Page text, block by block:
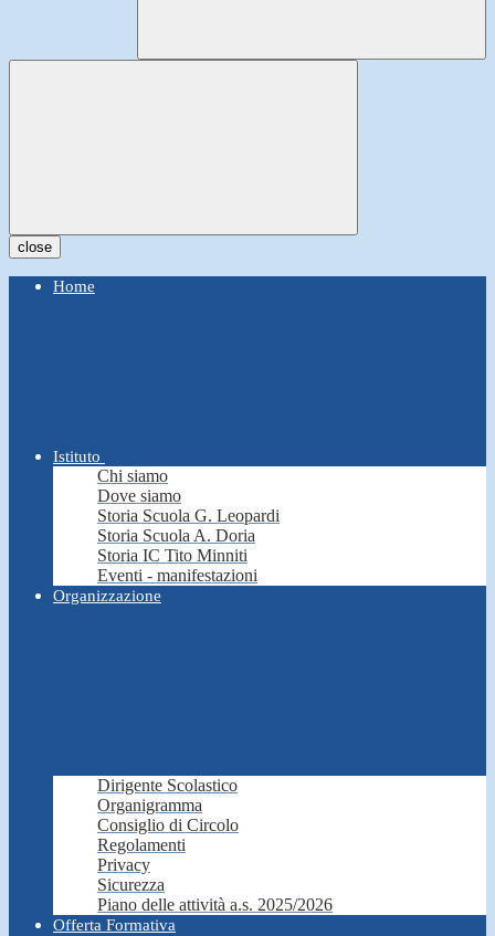
close
Home
Istituto
Chi siamo
Dove siamo
Storia Scuola G. Leopardi
Storia Scuola A. Doria
Storia IC Tito Minniti
Eventi - manifestazioni
Organizzazione
Dirigente Scolastico
Organigramma
Consiglio di Circolo
Regolamenti
Privacy
Sicurezza
Piano delle attività a.s. 2025/2026
Offerta Formativa